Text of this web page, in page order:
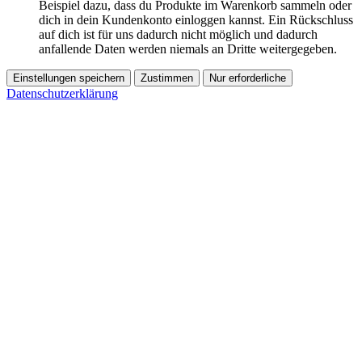
Beispiel dazu, dass du Produkte im Warenkorb sammeln oder
dich in dein Kundenkonto einloggen kannst. Ein Rückschluss
auf dich ist für uns dadurch nicht möglich und dadurch
anfallende Daten werden niemals an Dritte weitergegeben.
Einstellungen speichern Zustimmen Nur erforderliche
Datenschutzerklärung